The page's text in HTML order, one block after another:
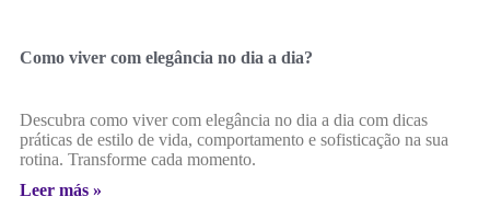
Como viver com elegância no dia a dia?
Descubra como viver com elegância no dia a dia com dicas
práticas de estilo de vida, comportamento e sofisticação na sua
rotina. Transforme cada momento.
Leer más »